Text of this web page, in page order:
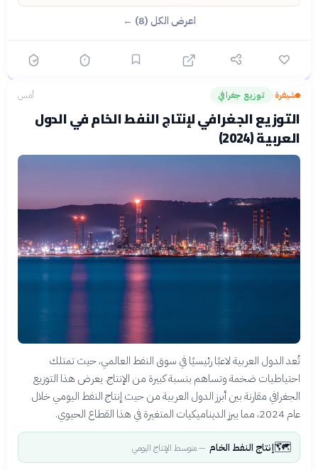
اعرض الكل (8) ←
شيفرة› توزيع جغرافي أمس
التوزيع الجغرافي لإنتاج النفط الخام في الدول
العربية (2024)
تُعد الدول العربية لاعبًا رئيسيًا في سوق النفط العالمي، حيث تمتلك
احتياطيات ضخمة وتساهم بنسبة كبيرة من الإنتاج. يعرض هذا التوزيع
الجغرافي مقارنة بين أبرز الدول العربية من حيث إنتاج النفط اليومي خلال
عام 2024، مما يبرز الديناميكيات المتغيرة في هذا القطاع الحيوي.
🗺️إنتاج النفط الخام —متوسط الإنتاج اليومي